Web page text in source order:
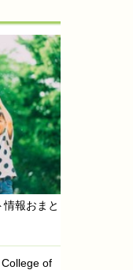
情報おまと
of